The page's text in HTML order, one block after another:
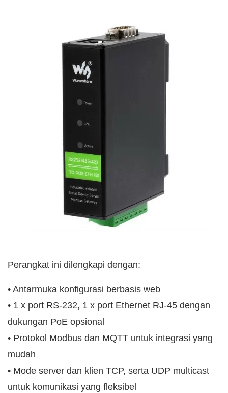
Perangkat ini dilengkapi dengan:
• Antarmuka konfigurasi berbasis web
• 1 x port RS-232, 1 x port Ethernet RJ-45 dengan
dukungan PoE opsional
• Protokol Modbus dan MQTT untuk integrasi yang
mudah
• Mode server dan klien TCP, serta UDP multicast
untuk komunikasi yang fleksibel